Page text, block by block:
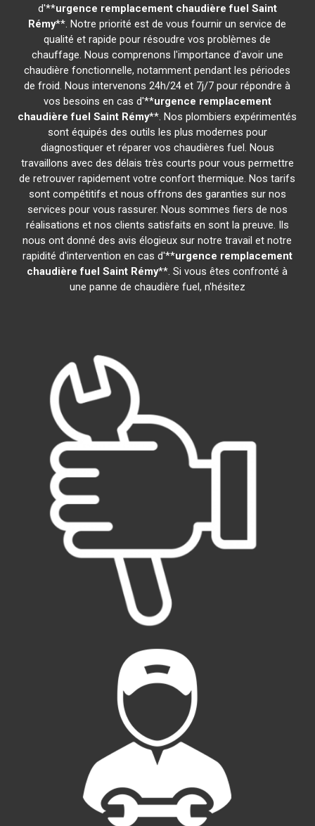
d'**urgence remplacement chaudière fuel Saint
Rémy**. Notre priorité est de vous fournir un service de
qualité et rapide pour résoudre vos problèmes de
chauffage. Nous comprenons l'importance d'avoir une
chaudière fonctionnelle, notamment pendant les périodes
de froid. Nous intervenons 24h/24 et 7j/7 pour répondre à
vos besoins en cas d'**urgence remplacement
chaudière fuel Saint Rémy**. Nos plombiers expérimentés
sont équipés des outils les plus modernes pour
diagnostiquer et réparer vos chaudières fuel. Nous
travaillons avec des délais très courts pour vous permettre
de retrouver rapidement votre confort thermique. Nos tarifs
sont compétitifs et nous offrons des garanties sur nos
services pour vous rassurer. Nous sommes fiers de nos
réalisations et nos clients satisfaits en sont la preuve. Ils
nous ont donné des avis élogieux sur notre travail et notre
rapidité d'intervention en cas d'**urgence remplacement
chaudière fuel Saint Rémy**. Si vous êtes confronté à
une panne de chaudière fuel, n'hésitez